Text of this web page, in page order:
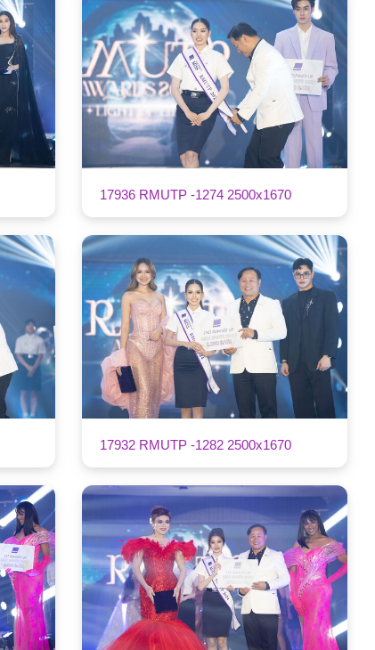
17936 RMUTP -1274 2500x1670
17932 RMUTP -1282 2500x1670